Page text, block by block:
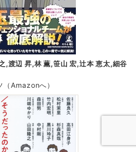
,渡辺 昇,林 薫,笹山 宏,辻本 恵太,細谷
（Amazonへ）